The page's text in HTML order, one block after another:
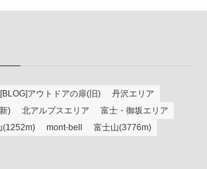
[BLOG]アウトドアの扉(旧)
丹沢エリア
)
北アルプスエリア
富士・御坂エリア
(1252m) mont-bell 富士山(3776m)